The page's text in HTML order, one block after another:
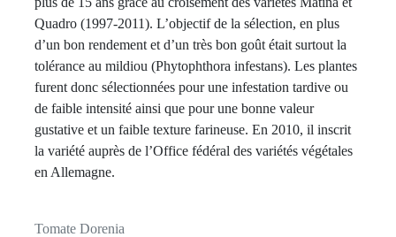
Quadro (1997-2011). L’objectif de la sélection, en plus
d’un bon rendement et d’un très bon goût était surtout la
tolérance au mildiou (Phytophthora infestans). Les plantes
furent donc sélectionnées pour une infestation tardive ou
de faible intensité ainsi que pour une bonne valeur
gustative et un faible texture farineuse. En 2010, il inscrit
la variété auprès de l’Office fédéral des variétés végétales
en Allemagne.
Tomate Dorenia